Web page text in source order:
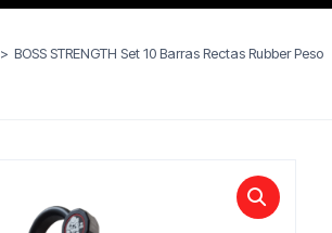
> BOSS STRENGTH Set 10 Barras Rectas Rubber Peso